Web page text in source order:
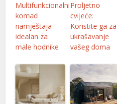
Multifunkcionalni
komad
namještaja
idealan za
male hodnike
Proljetno
cvijeće:
Koristite ga za
ukrašavanje
vašeg doma